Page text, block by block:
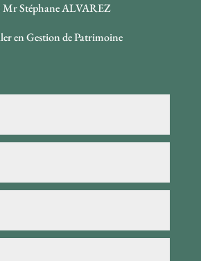
Mr Stéphane ALVAREZ
en Gestion de Patrimoine